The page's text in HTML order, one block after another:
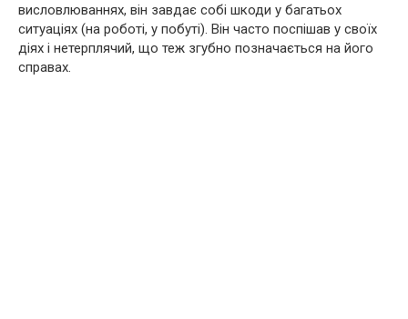
висловлюваннях, він завдає собі шкоди у багатьох
ситуаціях (на роботі, у побуті). Він часто поспішав у своїх
діях і нетерплячий, що теж згубно позначається на його
справах.